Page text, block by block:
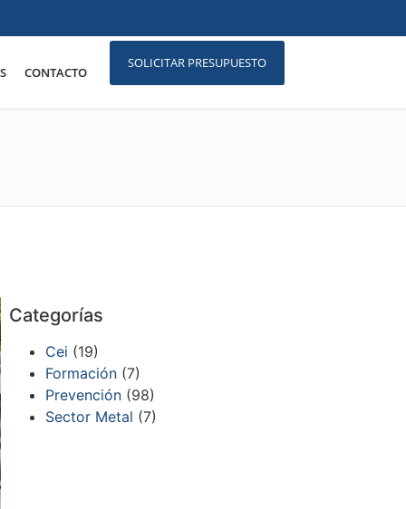
CONTACTO
SOLICITAR PRESUPUESTO
Categorías
Cei (19)
Formación (7)
Prevención (98)
Sector Metal (7)